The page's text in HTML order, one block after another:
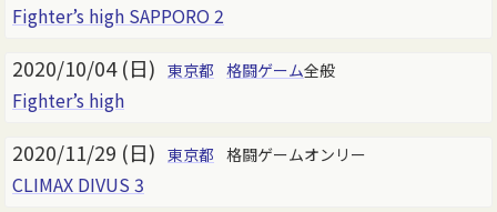
Fighter’s high SAPPORO 2
2020/10/04 (日) 東京都 格闘ゲーム全般
Fighter’s high
2020/11/29 (日) 東京都 格闘ゲームオンリー
CLIMAX DIVUS 3